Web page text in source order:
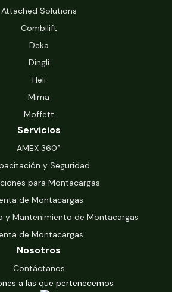
Attached Solutions
Combilift
Deka
Dingli
Heli
Mima
Moffett
Servicios
‍AMEX 360°
y Seguridad
para Montacargas
de Montacargas
y Mantenimiento de Montacargas
de Montacargas
Nosotros
Contáctanos
a las que pertenecemos